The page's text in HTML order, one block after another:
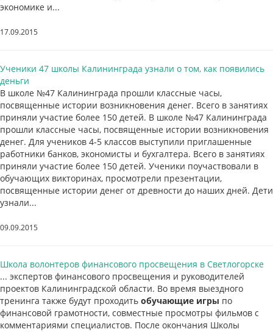
экономике и...
17.09.2015
Ученики 47 школы Калининграда узнали о том, как появились
деньги
В школе №47 Калининграда прошли классные часы,
посвященные истории возникновения денег. Всего в занятиях
приняли участие более 150 детей. В школе №47 Калининграда
прошли классные часы, посвященные истории возникновения
денег. Для учеников 4-5 классов выступили приглашенные
работники банков, экономисты и бухгалтера. Всего в занятиях
приняли участие более 150 детей. Ученики поучаствовали в
обучающих викторинах, просмотрели презентации,
посвященные истории денег от древности до наших дней. Дети
узнали...
09.09.2015
Школа волонтеров финансового просвещения в Светлогорске
... экспертов финансового просвещения и руководителей
проектов Калининградской области. Во время выездного
тренинга также будут проходить обучающие игры по
финансовой грамотности, совместные просмотры фильмов с
комментариями специалистов. После окончания Школы